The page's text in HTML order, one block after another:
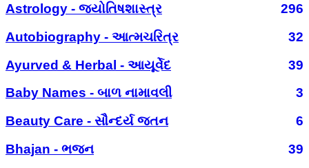
Astrology - જ્યોતિષશાસ્ત્ર
296
Autobiography - આત્મચરિત્ર
32
Ayurved & Herbal - આયૂર્વેદ
39
Baby Names - બાળ નામાવલી
3
Beauty Care - સૌન્દર્ય જતન
6
Bhajan - ભજન
39